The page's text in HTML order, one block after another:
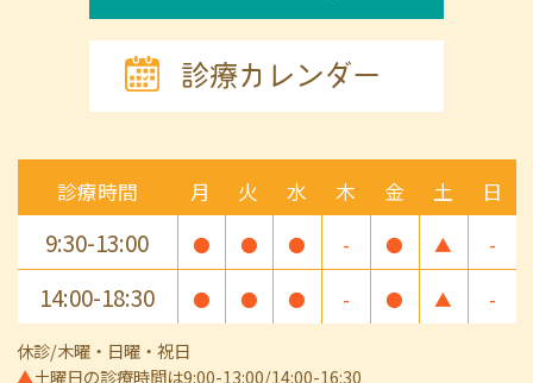
診療カレンダー
診療時間 月 火 水 木 金 土 日
9:30-13:00 ● ● ● - ● ▲ -
14:00-18:30 ● ● ● - ● ▲ -
休診/木曜・日曜・祝日
▲土曜日の診療時間は9:00-13:00/14:00-16:30